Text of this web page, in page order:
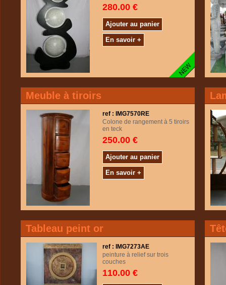
280.00 €
Ajouter au panier
En savoir +
Meuble à tiroirs
ref : IMG7570RE
Colone de rangement à 5 tiroirs
en teck
250.00 €
Ajouter au panier
En savoir +
Tableau peint or
ref : IMG7273AE
peinture à relief sur trois
couches
110.00 €